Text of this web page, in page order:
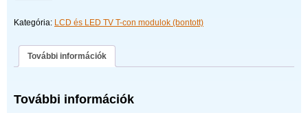
0266A
Kategória: LCD és LED TV T-con modulok (bontott)
További információk
További információk